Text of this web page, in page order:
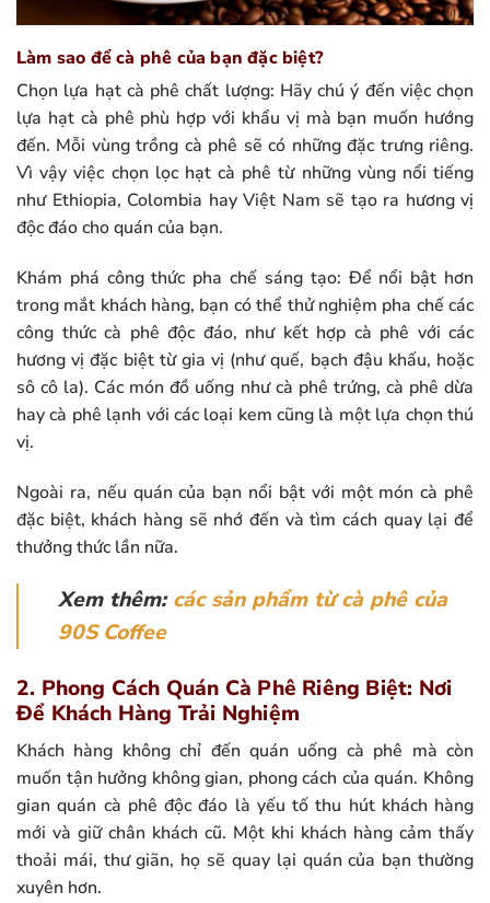
Làm sao để cà phê của bạn đặc biệt?
Chọn lựa hạt cà phê chất lượng: Hãy chú ý đến việc chọn
lựa hạt cà phê phù hợp với khẩu vị mà bạn muốn hướng
đến. Mỗi vùng trồng cà phê sẽ có những đặc trưng riêng.
Vì vậy việc chọn lọc hạt cà phê từ những vùng nổi tiếng
như Ethiopia, Colombia hay Việt Nam sẽ tạo ra hương vị
độc đáo cho quán của bạn.
Khám phá công thức pha chế sáng tạo: Để nổi bật hơn
trong mắt khách hàng, bạn có thể thử nghiệm pha chế các
công thức cà phê độc đáo, như kết hợp cà phê với các
hương vị đặc biệt từ gia vị (như quế, bạch đậu khấu, hoặc
sô cô la). Các món đồ uống như cà phê trứng, cà phê dừa
hay cà phê lạnh với các loại kem cũng là một lựa chọn thú
vị.
Ngoài ra, nếu quán của bạn nổi bật với một món cà phê
đặc biệt, khách hàng sẽ nhớ đến và tìm cách quay lại để
thưởng thức lần nữa.
Xem thêm:các sản phẩm từ cà phê của
90S Coffee
2. Phong Cách Quán Cà Phê Riêng Biệt: Nơi
Để Khách Hàng Trải Nghiệm
Khách hàng không chỉ đến quán uống cà phê mà còn
muốn tận hưởng không gian, phong cách của quán. Không
gian quán cà phê độc đáo là yếu tố thu hút khách hàng
mới và giữ chân khách cũ. Một khi khách hàng cảm thấy
thoải mái, thư giãn, họ sẽ quay lại quán của bạn thường
xuyên hơn.